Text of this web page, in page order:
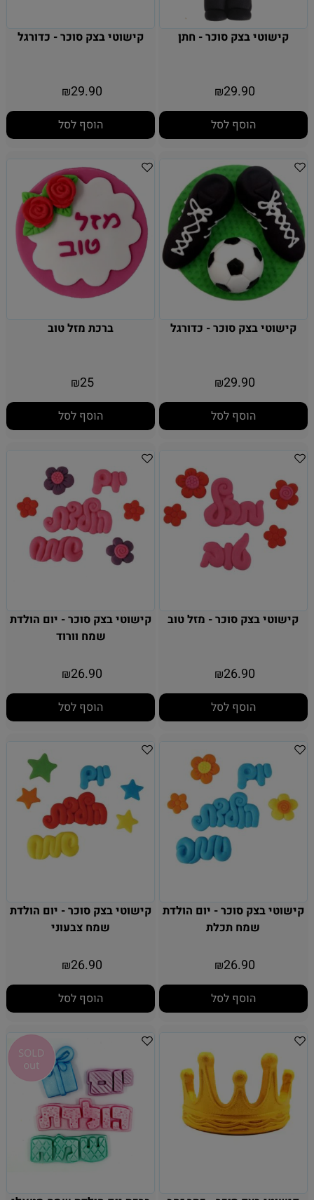
קישוטי בצק סוכר - חתן
₪29.90
הוסף לסל
קישוטי בצק סוכר - כדורגל
₪29.90
הוסף לסל
קישוטי בצק סוכר - כדורגל
₪29.90
הוסף לסל
ברכת מזל טוב
₪25
הוסף לסל
קישוטי בצק סוכר - מזל טוב
₪26.90
הוסף לסל
קישוטי בצק סוכר - יום הולדת
שמח וורוד
₪26.90
הוסף לסל
קישוטי בצק סוכר - יום הולדת
שמח תכלת
₪26.90
הוסף לסל
קישוטי בצק סוכר - יום הולדת
שמח צבעוני
₪26.90
הוסף לסל